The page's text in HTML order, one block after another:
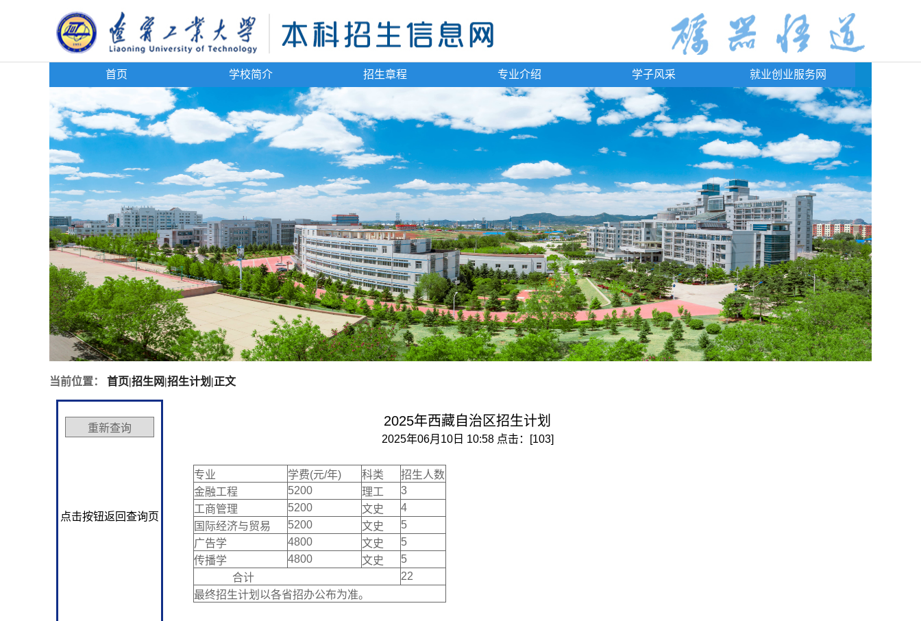
首页 学校简介 招生章程 专业介绍 学子风采 就业创业服务网
当前位置： 首页|招生网|招生计划 |正文
点击按钮返回查询页
2025年西藏自治区招生计划
2025年06月10日 10:58 点击：[103]
专业 学费(元/年) 科类
招生人数
金融工程
5200 理工
3
工商管理
5200 文史
4
国际经济与贸易
5200 文史
5
广告学
4800 文史
5
传播学
4800 文史
5
合计
22
最终招生计划以各省招办公布为准。